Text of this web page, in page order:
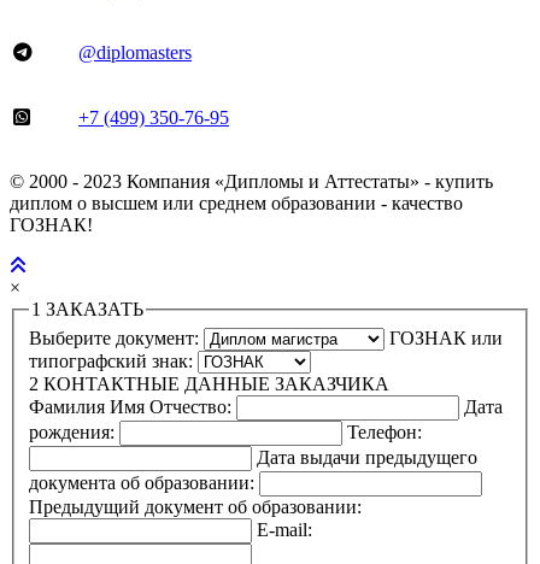
@diplomasters
+7 (499) 350-76-95
© 2000 - 2023 Компания «Дипломы и Аттестаты» - купить
диплом о высшем или среднем образовании - качество
ГОЗНАК!
×
1 ЗАКАЗАТЬ
Выберите документ:
ГОЗНАК или
типографский знак:
2 КОНТАКТНЫЕ ДАННЫЕ ЗАКАЗЧИКА
Фамилия Имя Отчество:
Дата
рождения:
Телефон:
Дата выдачи предыдущего
документа об образовании:
Предыдущий документ об образовании:
E-mail: